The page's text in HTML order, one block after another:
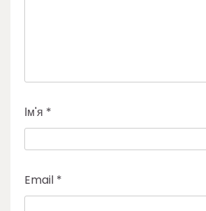
Ім'я *
Email *